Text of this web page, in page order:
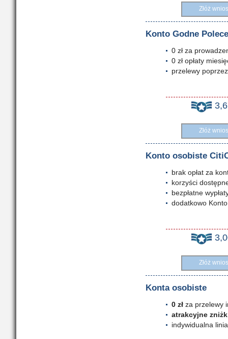
Złóż
Konto Godne
0 zł za
0 zł opłaty
przelewy
Złóż
Konto osobiste
brak opłat za
korzyści
bezpłatne
dodatkowo
Złóż
Konta osobiste
0 zł za przelewy
atrakcyjne
indywidualna